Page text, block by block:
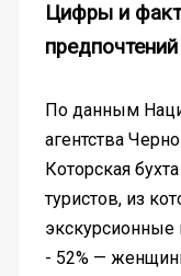
Цифры и
предпочтений
По данным
агентства
Которская
туристов, из
- 52% —